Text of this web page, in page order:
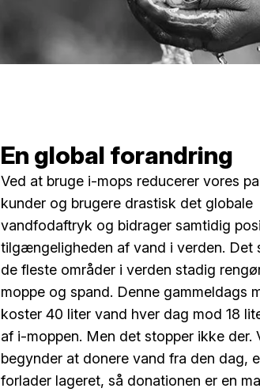
En global forandring
Ved at bruge i-mops reducerer vores
kunder og brugere drastisk det globale
vandfodaftryk og bidrager samtidig
tilgængeligheden af vand i verden. Det
de fleste områder i verden stadig
moppe og spand. Denne gammeldags
koster 40 liter vand hver dag mod 18
af i-moppen. Men det stopper ikke der.
begynder at donere vand fra den dag,
forlader lageret, så donationen er en